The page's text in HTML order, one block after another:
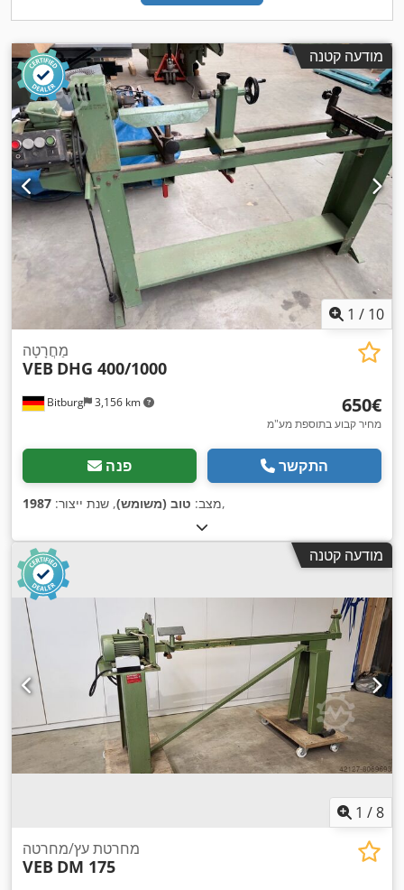
מודעה קטנה
1 / 10
Bitburg 3,156 km
מַחֲרָטָה
VEB DHG 400/1000
‏650 ‏€
מחיר קבוע בתוספת מע"מ
פנה התקשר
מצב: טוב (משומש), שנת ייצור: 1987 ,
מודעה קטנה
1 /8
מחרטת עץ/מחרטה
VEB DM 175